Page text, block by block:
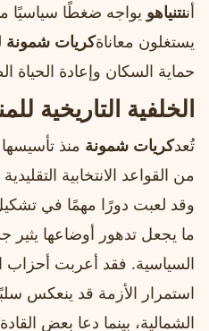
أننتنياهو يواجه ضغطًا سياسيًا
يستغلون معاناةكريات شمونة
حماية السكان وإعادة الحياة
الخلفية التاريخية
تُعدكريات شمونة منذ
من القواعد الانتخابية
وقد لعبت دورًا مهمًا في تشكيل
ما يجعل تدهور أوضاعها يثير
السياسية. فقد أعربت أحزاب
استمرار الأزمة قد ينعكس
الشمالية، بينما دعا بعض